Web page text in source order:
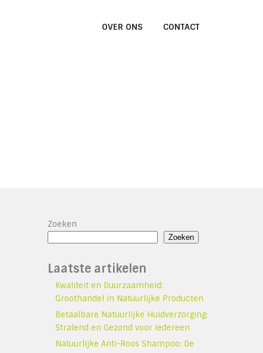
OVER ONS CONTACT
Zoeken
Zoeken
Laatste artikelen
Kwaliteit en Duurzaamheid:
Groothandel in Natuurlijke Producten
Betaalbare Natuurlijke Huidverzorging:
Stralend en Gezond voor Iedereen
Natuurlijke Anti-Roos Shampoo: De